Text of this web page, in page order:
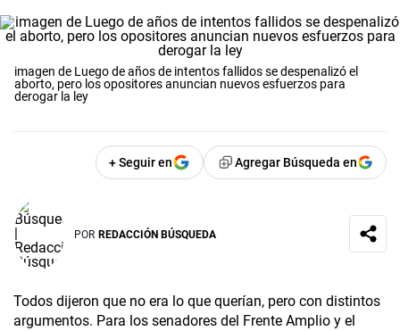
imagen de Luego de años de intentos fallidos se despenalizó el
aborto, pero los opositores anuncian nuevos esfuerzos para
derogar la ley
+ Seguir en Agregar Búsqueda en
POR REDACCIÓN BÚSQUEDA
Todos dijeron que no era lo que querían, pero con distintos
argumentos. Para los senadores del Frente Amplio y el